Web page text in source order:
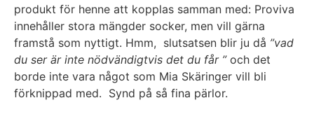
produkt för henne att kopplas samman med: Proviva
innehåller stora mängder socker, men vill gärna
framstå som nyttigt. Hmm, slutsatsen blir ju då ”vad
du ser är inte nödvändigtvis det du får ”och det
borde inte vara något som Mia Skäringer vill bli
förknippad med. Synd på så fina pärlor.